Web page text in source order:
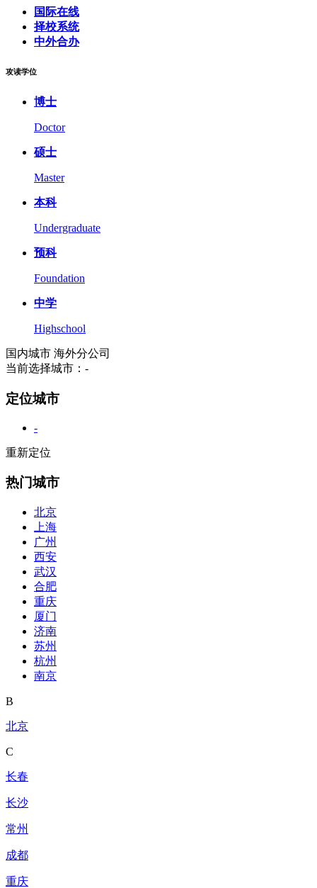
国际在线
择校系统
中外合办
攻读学位
博士
Doctor
硕士
Master
本科
Undergraduate
预科
Foundation
中学
Highschool
国内城市 海外分公司
当前选择城市： -
定位城市
-
重新定位
热门城市
北京
上海
广州
西安
武汉
合肥
重庆
厦门
济南
苏州
杭州
南京
B
北京
C
长春
长沙
常州
成都
重庆